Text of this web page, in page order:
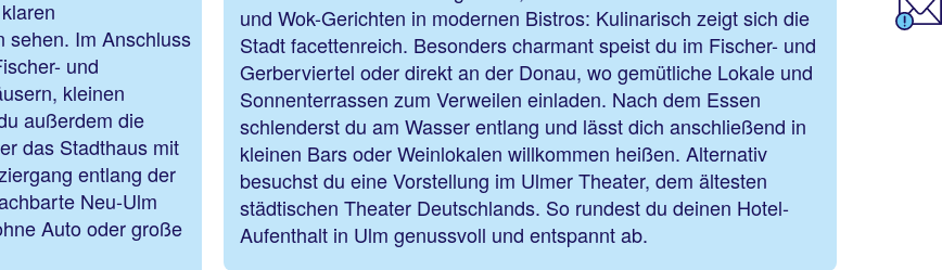
sehen. Im Anschluss
und
kleinen
außerdem die
das Stadthaus mit
entlang der
Neu-Ulm
Auto oder große
und Wok-Gerichten in modernen Bistros: Kulinarisch zeigt sich die
Stadt facettenreich. Besonders charmant speist du im Fischer- und
Gerberviertel oder direkt an der Donau, wo gemütliche Lokale und
Sonnenterrassen zum Verweilen einladen. Nach dem Essen
schlenderst du am Wasser entlang und lässt dich anschließend in
kleinen Bars oder Weinlokalen willkommen heißen. Alternativ
besuchst du eine Vorstellung im Ulmer Theater, dem ältesten
städtischen Theater Deutschlands. So rundest du deinen Hotel-
Aufenthalt in Ulm genussvoll und entspannt ab.